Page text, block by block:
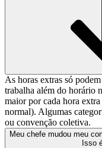
As horas extras só
trabalha além do horário
maior por cada hora
normal). Algumas
ou convenção coletiva.
Meu chefe mudou meu
Isso